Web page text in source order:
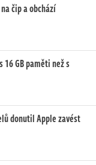
čip a obchází
GB paměti než s
donutil Apple zavést